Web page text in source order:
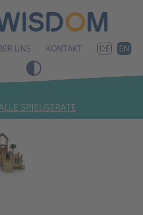
UNS KONTAKT DE EN
SPIELGERÄTE